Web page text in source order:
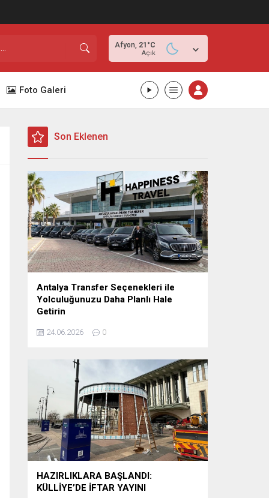
Afyon, 21 °C
Açık
Foto Galeri
Son Eklenen
Antalya Transfer Seçenekleri ile
Yolculuğunuzu Daha Planlı Hale
Getirin
önemli detaylardan biri, varış noktasında
Antalya gibi uluslararası yoğunluğu yüksek
bir destinasyonda, havalimanından otellere
veya şehir içi noktalara ulaşımın önceden
planlanması büyük kolaylık sağlar.
Günümüzde birçok ziyaretçi, klasik ulaşım
yöntemleri yerine önceden organize edilen
sistemleri tercih etmektedir. Bu
kapsamda Antalya airport transfer hizmetleri,...
24.06.2026 0
HAZIRLIKLARA BAŞLANDI:
KÜLLİYE’DE İFTAR YAYINI